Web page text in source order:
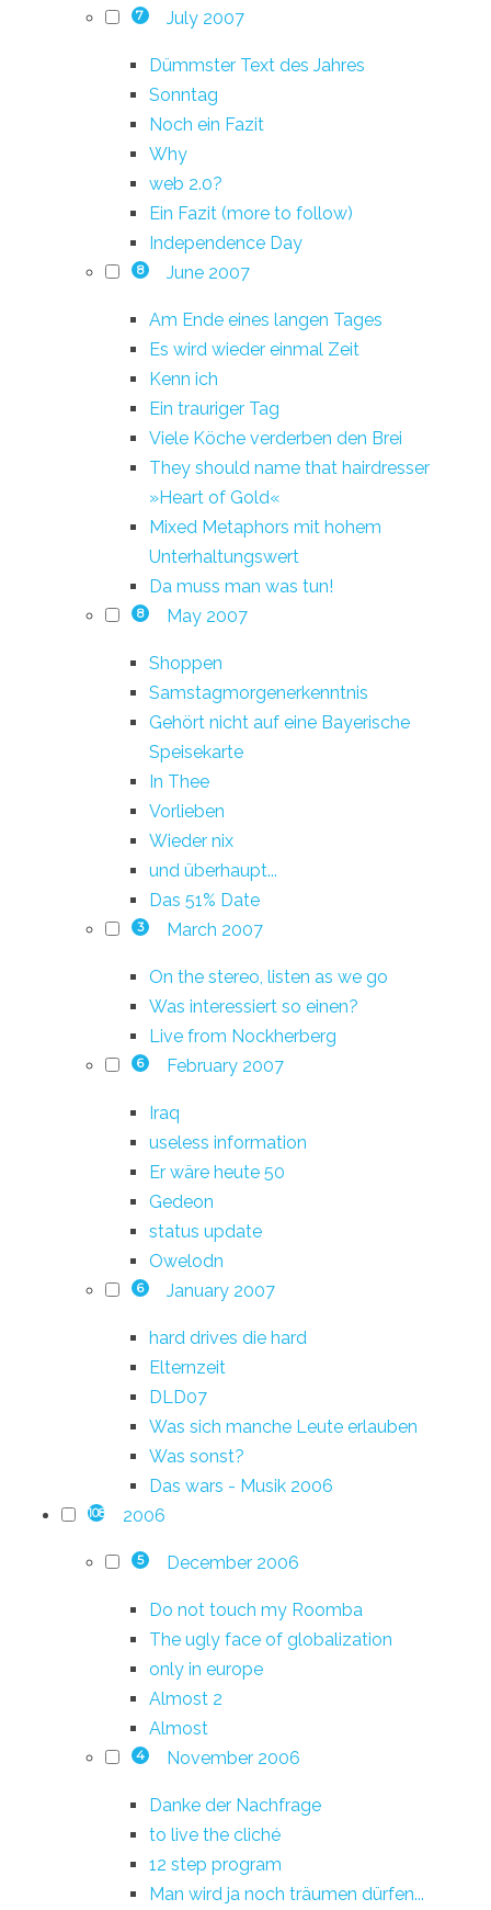
7 July 2007
Dümmster Text des Jahres
Sonntag
Noch ein Fazit
Why
web 2.0?
Ein Fazit (more to follow)
Independence Day
8 June 2007
Am Ende eines langen Tages
Es wird wieder einmal Zeit
Kenn ich
Ein trauriger Tag
Viele Köche verderben den Brei
They should name that hairdresser
»Heart of Gold«
Mixed Metaphors mit hohem
Unterhaltungswert
Da muss man was tun!
8 May 2007
Shoppen
Samstagmorgenerkenntnis
Gehört nicht auf eine Bayerische
Speisekarte
In Thee
Vorlieben
Wieder nix
und überhaupt...
Das 51% Date
3 March 2007
On the stereo, listen as we go
Was interessiert so einen?
Live from Nockherberg
6 February 2007
Iraq
useless information
Er wäre heute 50
Gedeon
status update
Owelodn
6 January 2007
hard drives die hard
Elternzeit
DLD07
Was sich manche Leute erlauben
Was sonst?
Das wars - Musik 2006
108 2006
5 December 2006
Do not touch my Roomba
The ugly face of globalization
only in europe
Almost 2
Almost
4 November 2006
Danke der Nachfrage
to live the cliché
12 step program
Man wird ja noch träumen dürfen...